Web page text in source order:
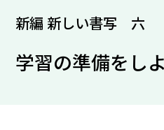
新編 新しい書写 六
学習の準備をし